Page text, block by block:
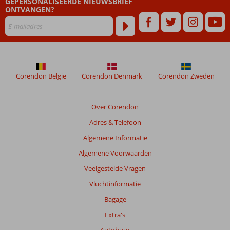
maanden
meer
om
de
ONTVANGEN?
Over Corendon
Adres & Telefoon
Algemene Informatie
Algemene Voorwaarden
Veelgestelde Vragen
Vluchtinformatie
Bagage
Extra's
Corendon België Corendon Denmark Corendon Zweden